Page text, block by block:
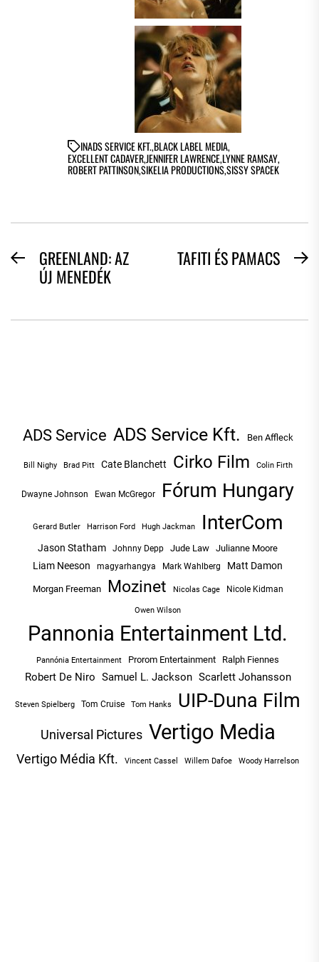
INADS SERVICE KFT.,BLACK LABEL MEDIA,
EXCELLENT CADAVER,JENNIFER LAWRENCE,LYNNE RAMSAY,
ROBERT PATTINSON,SIKELIA PRODUCTIONS,SISSY SPACEK
BEJEGYZÉS
NAVIGÁCIÓ
PreviousGREENLAND: AZ
ÚJ MENEDÉK
TAFITI ÉS PAMACS
ADS Service ADS Service Kft. Ben Affleck
Bill Nighy Brad Pitt Cate Blanchett Cirko Film Colin Firth
Dwayne Johnson Ewan McGregor Fórum Hungary
Gerard Butler Harrison Ford Hugh Jackman InterCom
Jason Statham Johnny Depp Jude Law Julianne Moore
Liam Neeson magyarhangya Mark Wahlberg Matt Damon
Morgan Freeman Mozinet Nicolas Cage Nicole Kidman
Owen Wilson
Pannonia Entertainment Ltd.
Pannónia Entertainment Prorom Entertainment Ralph Fiennes
Robert De Niro Samuel L. Jackson Scarlett Johansson
Steven Spielberg Tom Cruise Tom Hanks UIP-Duna Film
Universal Pictures Vertigo Media
Vertigo Média Kft. Vincent Cassel Willem Dafoe Woody Harrelson